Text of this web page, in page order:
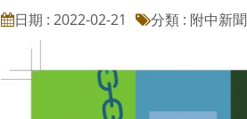
日期 : 2022-02-21 分類 : 附中新聞